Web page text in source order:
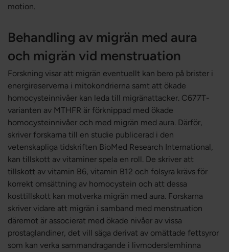
motion.
Behandling av migrän med aura
och migrän vid menstruation
Forskning visar att migrän eventuellt kan bero på brister i
energireserverna i mitokondrierna samt att ökade
homocysteinnivåer kan leda till migränattacker. C677T-
varianten av MTHFR är förknippad med ökade
homocysteinnivåer och med migrän med aura. Därför,
skriver forskarna till en studie publicerad i den
vetenskapliga tidskriften BioMed Research International,
kan tillskott av vitaminer spela en roll. De skriver att
tillskott av vitamin B6, vitamin B12 och folsyra krävs för
korrekt omsättning av homocystein och att dessa
kosttillskott kan motverka migrän med aura. Forskarna
skriver vidare att migrän i samband med menstruation
däremot är associerat med ökade nivåer av vissa
prostaglandiner, det vill säga derivat av omättade fettsyror
som kan verka sammandragande i livmoderslemhinna